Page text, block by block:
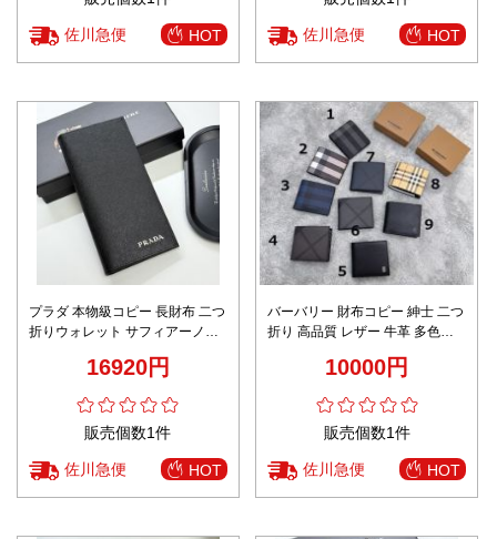
佐川急便 HOT 佐川急便 HOT
プラダ 本物級コピー 長財布 二つ
折りウォレット サフィアーノ調
16920円
販売個数1件
佐川急便 HOT
バーバリー 財布コピー 紳士 二つ
折り 高品質 レザー 牛革 多色可
10000円
販売個数1件
佐川急便 HOT